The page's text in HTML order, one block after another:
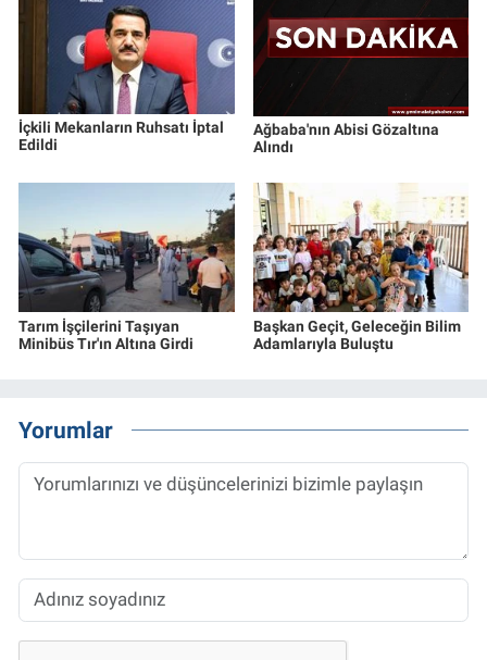
İçkili Mekanların Ruhsatı İptal
Edildi
Ağbaba'nın Abisi Gözaltına
Alındı
Tarım İşçilerini Taşıyan
Minibüs Tır'ın Altına Girdi
Başkan Geçit, Geleceğin Bilim
Adamlarıyla Buluştu
Yorumlar